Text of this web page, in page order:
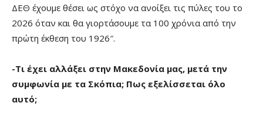
ΔΕΘ έχουμε θέσει ως στόχο να ανοίξει τις πύλες του το
2026 όταν και θα γιορτάσουμε τα 100 χρόνια από την
πρώτη έκθεση του 1926″.
-Τι έχει αλλάξει στην Μακεδονία μας, μετά την
συμφωνία με τα Σκόπια; Πως εξελίσσεται όλο
αυτό;